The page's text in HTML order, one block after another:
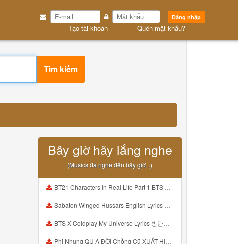
Đăng nhập
Tạo tài khoản Quên mật khẩu?
Tìm kiếm
Bây giờ hãy lắng nghe
(Musics đã nghe đến bây giờ ..)
BT21 Characters In Real Life Part 1 BTS AND BT21 방탄소년단 BT21 BT21아가들은 아빠조아 따라쟁이들 BTS Vs BT21 Mp3
Sabaton Winged Hussars English Lyrics Mp3
BTS X Coldplay My Universe Lyrics 방탄소년단 콜드플레이 My Universe 가사 Color Coded Lyrics Han Rom Eng Mp3
Phi Nhung QU A ĐỜI Chồng Cũ XUẤT HIỆN Khóc Hối Hận Vì Làm Điều KHỦNG KHIẾP Với Cô Mp3